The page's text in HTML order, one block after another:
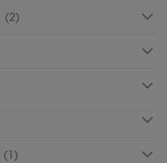
(2)
(1)